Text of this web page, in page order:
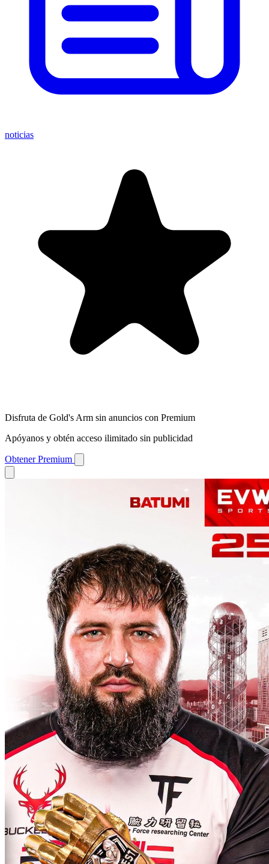
noticias
Disfruta de Gold's Arm sin anuncios con Premium
Apóyanos y obtén acceso ilimitado sin publicidad
Obtener Premium